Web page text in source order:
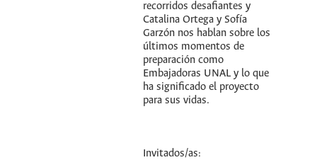
recorridos desafiantes y
Catalina Ortega y Sofía
Garzón nos hablan sobre los
últimos momentos de
preparación como
Embajadoras UNAL y lo que
ha significado el proyecto
para sus vidas.
Invitados/as: